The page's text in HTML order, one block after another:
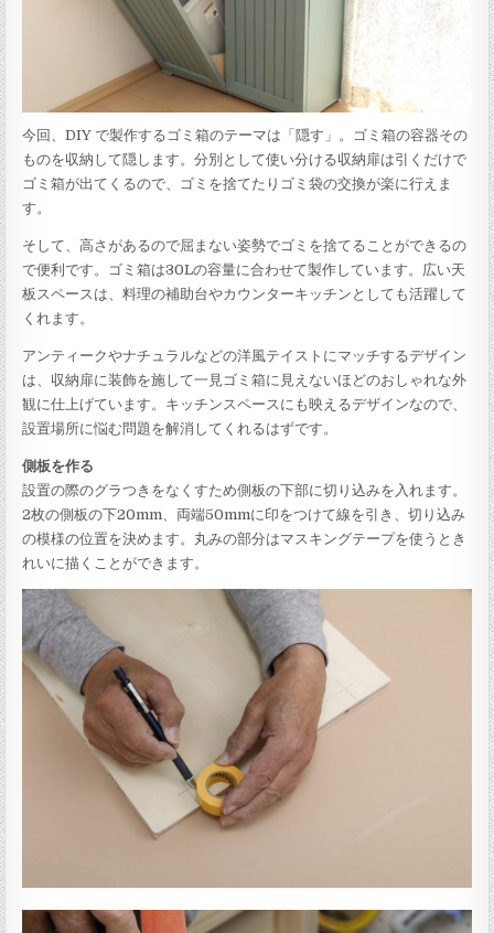
今回、DIY で製作するゴミ箱のテーマは「隠す」。ゴミ箱の容器その
ものを収納して隠します。分別として使い分ける収納扉は引くだけで
ゴミ箱が出てくるので、ゴミを捨てたりゴミ袋の交換が楽に行えま
す。
そして、高さがあるので屈まない姿勢でゴミを捨てることができるの
で便利です。ゴミ箱は30Lの容量に合わせて製作しています。広い天
板スペースは、料理の補助台やカウンターキッチンとしても活躍して
くれます。
アンティークやナチュラルなどの洋風テイストにマッチするデザイン
は、収納扉に装飾を施して一見ゴミ箱に見えないほどのおしゃれな外
観に仕上げています。キッチンスペースにも映えるデザインなので、
設置場所に悩む問題を解消してくれるはずです。
側板を作る
設置の際のグラつきをなくすため側板の下部に切り込みを入れます。
2枚の側板の下20mm、両端50mmに印をつけて線を引き、切り込み
の模様の位置を決めます。丸みの部分はマスキングテープを使うとき
れいに描くことができます。